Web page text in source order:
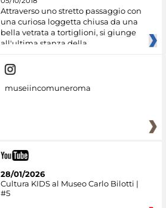
Attraverso uno stretto passaggio con
una curiosa loggetta chiusa da una
bella vetrata a tortiglioni, si giunge
all'ultima stanza della
museiincomuneroma
28/01/2026
Cultura KIDS al Museo Carlo Bilotti |
#5